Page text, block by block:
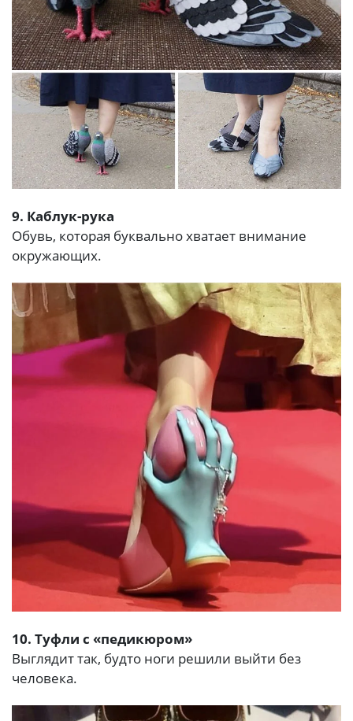
9. Каблук-рука
Обувь, которая буквально хватает внимание
окружающих.
10. Туфли с «педикюром»
Выглядит так, будто ноги решили выйти без
человека.